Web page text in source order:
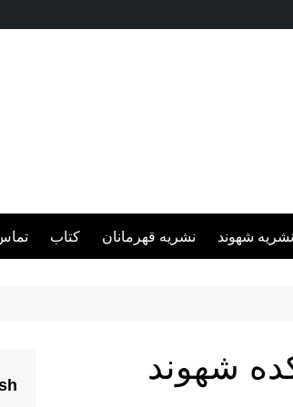
نشریه شهوند نشریه قهرمانان کتاب
شهوند